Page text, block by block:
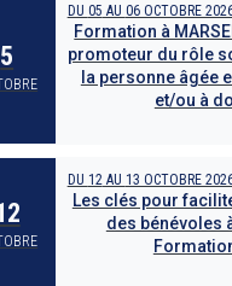
5
DU 05 AU 06 OCTOBRE
Formation à
promoteur du rôle
la personne âgée
et/ou à
DU 12 AU 13 OCTOBRE
Les clés pour
des bénévoles